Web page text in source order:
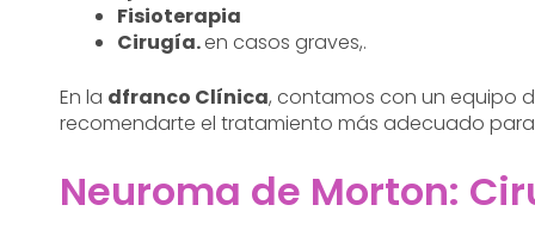
Fisioterapia
Cirugía.en casos graves,.
En la dfranco Clínica, contamos con un equipo
recomendarte el tratamiento más adecuado
Neuroma de Morton: